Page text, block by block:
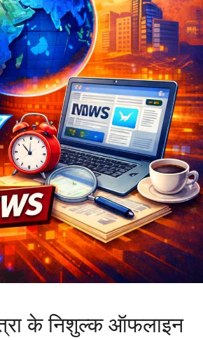
के निशुल्क ऑफलाइन